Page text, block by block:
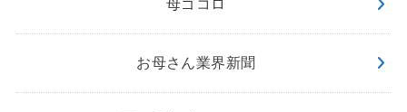
母ゴコロ
お母さん業界新聞